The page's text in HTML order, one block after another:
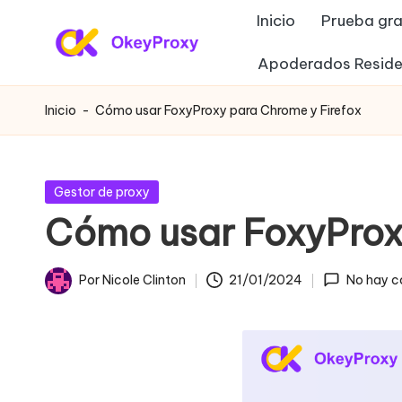
P
r
xi
e
s
potentes
proxies
HTTP(S)/SOCKS5,
sobre
proxies
gratuitos
Inicio Prueba
Apoderados
Inicio - Cómo usar FoxyProxy para Chrome y Firefox
Publicada
Gestor de proxy
Cómo usar
Publicado
Por Nicole Clinton 21/01/2024 No hay